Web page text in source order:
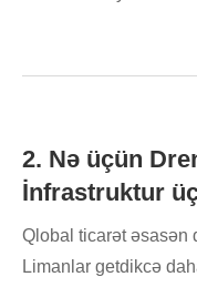
2. Nə üçün
İnfrastruktur
Qlobal ticarət əsasən
Limanlar getdikcə